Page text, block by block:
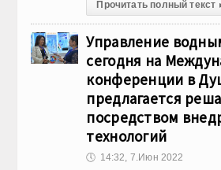
Прочитать полный текст
Управление
сегодня на
конференции в
предлагается
посредством
технологий
🕔 14:32, 7.Июн 2022